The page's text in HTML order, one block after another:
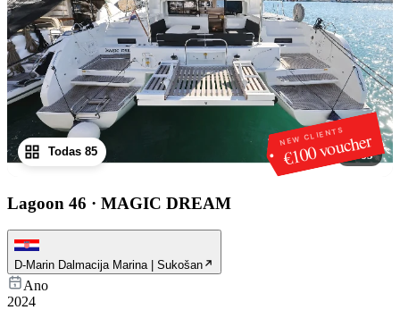
NEW CLIENTS
€100 voucher
1/85
Todas 85
Lagoon 46 · MAGIC DREAM
D-Marin Dalmacija Marina | Sukošan
Ano
2024